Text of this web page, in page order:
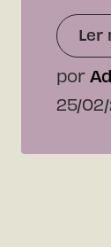
Ler
por
25/